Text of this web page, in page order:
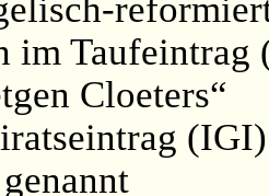
im
Cloeters“